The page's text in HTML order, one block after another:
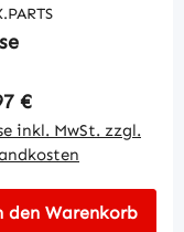
Preis:
€
inkl. MwSt. zzgl.
den Warenkorb